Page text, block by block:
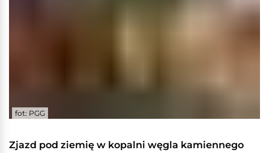
fot: PGG
Zjazd pod ziemię w kopalni węgla kamiennego